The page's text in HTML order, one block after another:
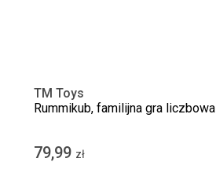
TM Toys
Rummikub, familijna gra liczbowa
79,99 zł